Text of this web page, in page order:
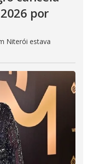
por
Niterói estava